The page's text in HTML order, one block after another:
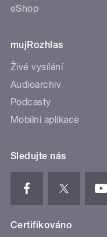
eShop
mujRozhlas
Živé vysílání
Audioarchiv
Podcasty
Mobilní aplikace
Sledujte nás
Certifikováno